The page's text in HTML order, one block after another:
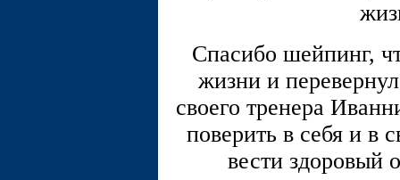
Спасибо шейпинг,
жизни и
своего тренера
поверить в себя и в
вести здоровый